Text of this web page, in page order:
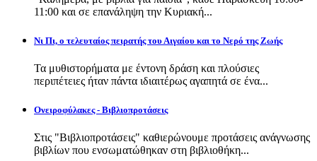
11:00 και σε επανάληψη την Κυριακή...
Νι Πι, ο τελευταίος πειρατής του Αιγαίου και το Νερό της Ζωής
Τα μυθιστορήματα με έντονη δράση και πλούσιες
περιπέτειες ήταν πάντα ιδιαιτέρως αγαπητά σε ένα...
Ονειροφύλακες - Βιβλιοπροτάσεις
Στις "Βιβλιοπροτάσεις" καθιερώνουμε προτάσεις ανάγνωσης
βιβλίων που ενσωματώθηκαν στη βιβλιοθήκη...